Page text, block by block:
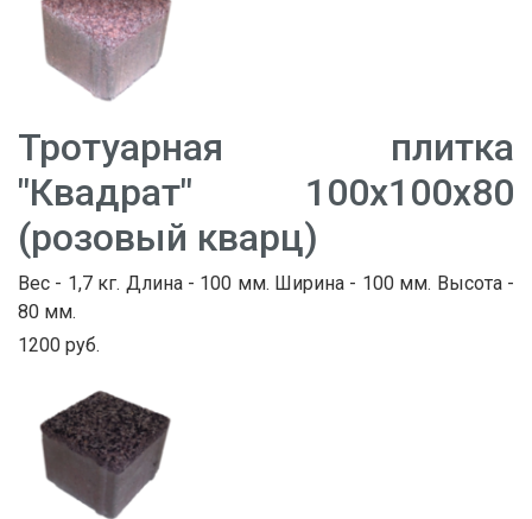
Тротуарная плитка
"Квадрат" 100х100х80
(розовый кварц)
Вес - 1,7 кг. Длина - 100 мм. Ширина - 100 мм. Высота -
80 мм.
1200 руб.